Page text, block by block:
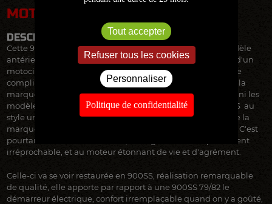
MOTO EN DEPOT VENTE
DESCRIPTION
Cette 900S2 a été immatriculée en 1987, mais c'est un modèle
antérieur, qui a du patienter d'être vendue dans la vitrine d'un
motociste: Dans les années 80, Ducati est dans une période
compliquée: Les Japonais deviennent incontournables, et la
marque n'a pas encore relancé sa carrière en compétition, ni les
modèles iconiques qui suivront. La S2 est en fait une 900SS au
style un peu plus pataud, qui ne plaît ni aux aficionados de la
marque, ni à la clientèle nouvelle qu'elle aimerait séduire. C'est
pourtant une excellente moto, à la rigueur de comportement
irréprochable, et au moteur étonnant de vie et d'agrément.
Celle-ci va se voir restaurée en 900SS, réalisation remarquable
de qualité, elle apporte par rapport à une 900SS 79/82 le
démarreur électrique, confort irremplaçable quand on y a goûté,
Tout accepter
Refuser tous les cookies
Personnaliser
Politique de confidentialité